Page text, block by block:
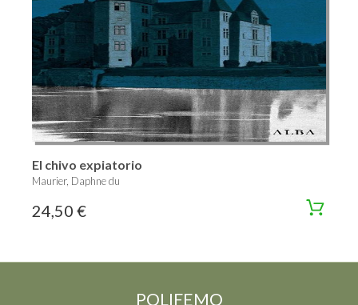
El chivo expiatorio
Maurier, Daphne du
24,50 €
POLIFEMO